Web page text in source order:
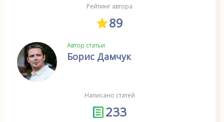
Рейтинг автора
89
Автор статьи
Борис Дамчук
Написано статей
233